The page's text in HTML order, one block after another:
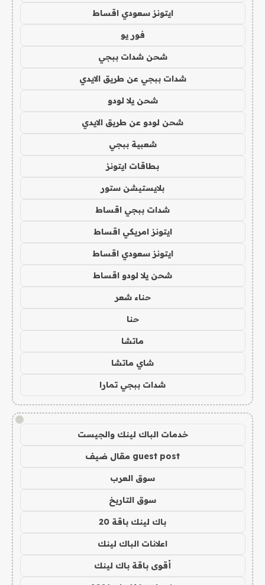
ايتونز سعودي اقساط
فور يو
شحن شدات ببجي
شدات ببجي عن طريق الايدي
شحن يلا لودو
شحن لودو عن طريق الايدي
شعبية ببجي
بطاقات ايتونز
بلايستيشن ستور
شدات ببجي اقساط
ايتونز امريكي اقساط
ايتونز سعودي اقساط
شحن يلا لودو اقساط
حناء شعر
حنا
ماتشا
شاي ماتشا
شدات ببجي تمارا
!
خدمات الباك لينك والجيست
guest post مقال ضيف
سوق العرب
سوق التاريخ
باك لينك باقة 20
اعلانات الباك لينك
أقوى باقة باك لينك